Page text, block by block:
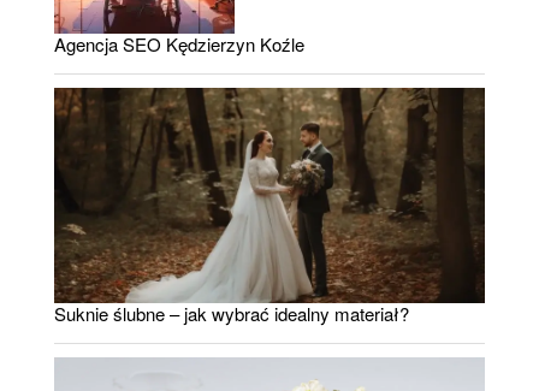
Agencja SEO Kędzierzyn Koźle
Suknie ślubne – jak wybrać idealny materiał?